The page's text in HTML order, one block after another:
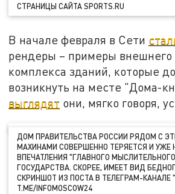
СТРАНИЦЫ САЙТА SPORTS.RU
В начале февраля в Сети
рендеры – примеры внешнего
комплекса зданий, которые
возникнуть на месте "Дома-
выглядят они, мягко говоря,
ДОМ ПРАВИТЕЛЬСТВА РОССИИ РЯДОМ С
МАХИНАМИ СОВЕРШЕННО ТЕРЯЕТСЯ И УЖЕ
ВПЕЧАТЛЕНИЯ "ГЛАВНОГО
ГОСУДАРСТВА. СКОРЕЕ, ИМЕЕТ ВИД
СКРИНШОТ ИЗ ПОСТА В ТЕЛЕГРАМ-КАНАЛЕ
T.ME/INFOMOSCOW24